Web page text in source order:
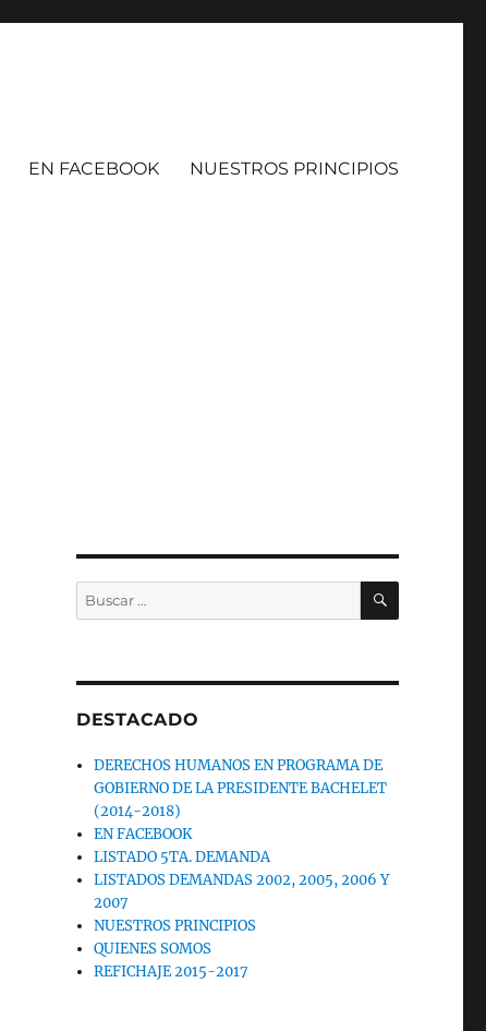
EN FACEBOOK NUESTROS PRINCIPIOS
Buscar
por:
BUSCAR
DESTACADO
DERECHOS HUMANOS EN PROGRAMA DE
GOBIERNO DE LA PRESIDENTE BACHELET
(2014-2018)
EN FACEBOOK
LISTADO 5TA. DEMANDA
LISTADOS DEMANDAS 2002, 2005, 2006 Y
2007
NUESTROS PRINCIPIOS
QUIENES SOMOS
REFICHAJE 2015-2017